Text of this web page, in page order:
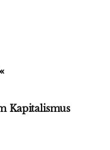
Kapitalismus